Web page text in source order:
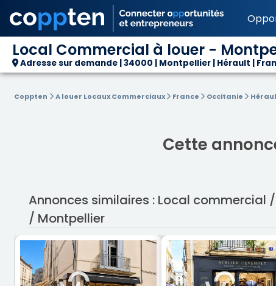
Local Commercial à louer -
Adresse sur demande | 34000 | Montpellier | Hérault |
Coppten A louer Locaux Commerciaux France Occitanie
Cette
Annonces similaires : Local
/ Montpellier